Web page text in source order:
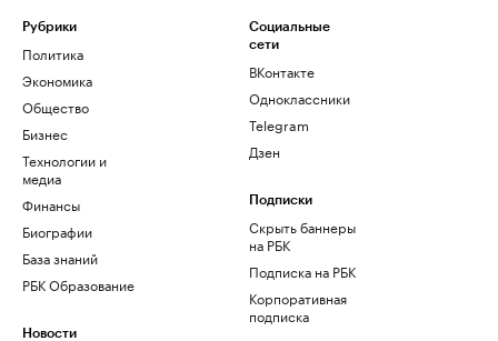
Рубрики
Политика
Экономика
Общество
Бизнес
Технологии и
медиа
Финансы
Биографии
База знаний
РБК Образование
Новости
Социальные
сети
ВКонтакте
Одноклассники
Telegram
Дзен
Подписки
Скрыть баннеры
на РБК
Подписка на РБК
Корпоративная
подписка